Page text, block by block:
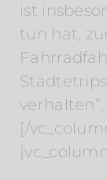
ist
tun hat,
[/